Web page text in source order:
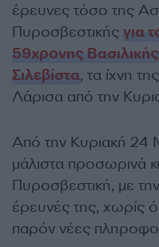
έρευνες τόσο της
Πυροσβεστικής για
59χρονης
Σιλεβίστα, τα ίχνη
Λάρισα από την
Από την Κυριακή 24
μάλιστα προσωρινά
Πυροσβεστική, με την
έρευνές της, χωρίς
παρόν νέες